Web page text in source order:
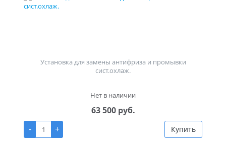
Установка для замены антифриза и промывки
сист.охлаж.
Нет в наличии
63 500 руб.
-
+ Купить